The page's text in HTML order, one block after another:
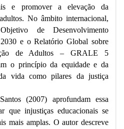
e promover a elevação da
No âmbito internacional,
de Desenvolvimento
e o Relatório Global sobre
de Adultos – GRALE 5
o princípio da equidade e da
vida como pilares da justiça
(2007) aprofundam essa
que injustiças educacionais se
mais amplas. O autor descreve